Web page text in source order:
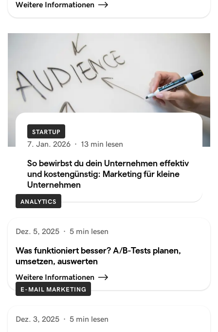
Weitere Informationen
STARTUP
7. Jan. 2026 · 13 min lesen
So bewirbst du dein Unternehmen effektiv
und kostengünstig: Marketing für kleine
Unternehmen
ANALYTICS
Dez. 5, 2025 · 5 min lesen
Was funktioniert besser? A/B-Tests planen,
umsetzen, auswerten
Weitere Informationen
E-MAIL MARKETING
Dez. 3, 2025 · 5 min lesen